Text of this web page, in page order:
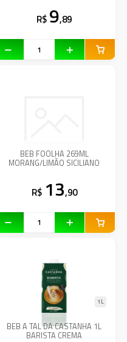
R$ 9,89
BEB FOOLHA 269ML
MORANG/LIMÃO SICILIANO
R$ 13,90
BEB A TAL DA CASTANHA 1L
BARISTA CREMA
1L